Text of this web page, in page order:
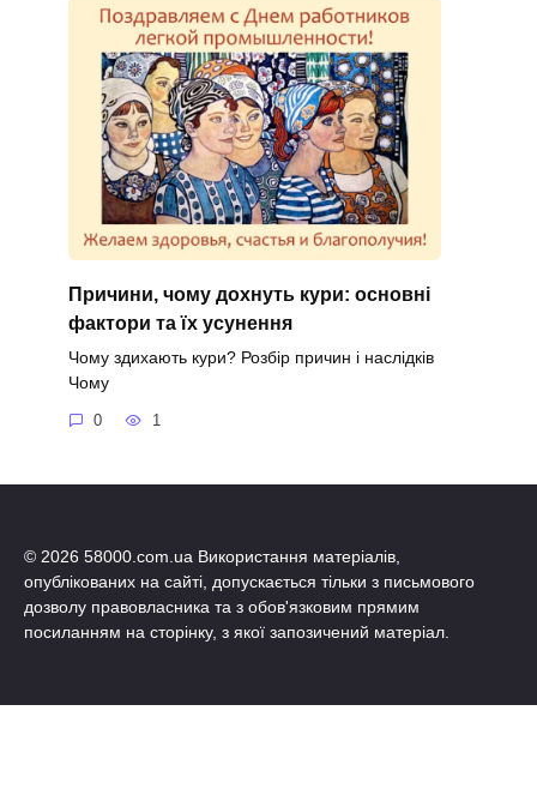
Причини, чому дохнуть кури: основні
фактори та їх усунення
Чому здихають кури? Розбір причин і наслідків
Чому
0 1
© 2026 58000.com.ua Використання матеріалів,
опублікованих на сайті, допускається тільки з письмового
дозволу правовласника та з обов'язковим прямим
посиланням на сторінку, з якої запозичений матеріал.